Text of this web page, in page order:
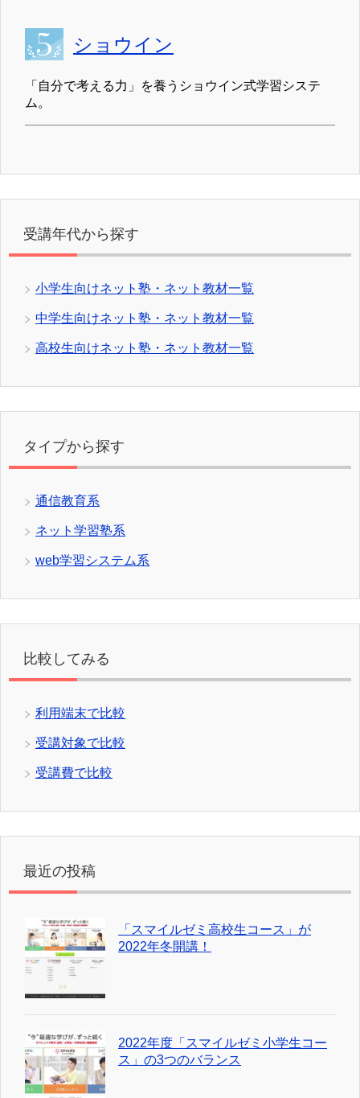
ショウイン
「自分で考える力」を養うショウイン式学習システ
ム。
受講年代から探す
小学生向けネット塾・ネット教材一覧
中学生向けネット塾・ネット教材一覧
高校生向けネット塾・ネット教材一覧
タイプから探す
通信教育系
ネット学習塾系
web学習システム系
比較してみる
利用端末で比較
受講対象で比較
受講費で比較
最近の投稿
「スマイルゼミ高校生コース」が
2022年冬開講！
2022年度「スマイルゼミ小学生コー
ス」の3つのバランス